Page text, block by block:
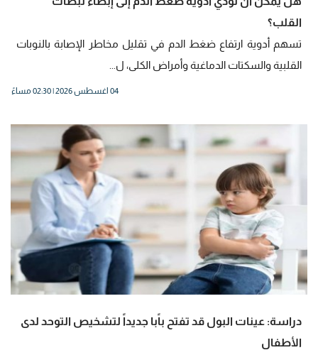
القلب؟
تسهم أدوية ارتفاع ضغط الدم في تقليل مخاطر الإصابة بالنوبات
القلبية والسكتات الدماغية وأمراض الكلى، ل...
04 اغسطس 2026 | 02:30 مساءً
دراسة: عينات البول قد تفتح باًبا جديداً لتشخيص التوحد لدى
الأطفال